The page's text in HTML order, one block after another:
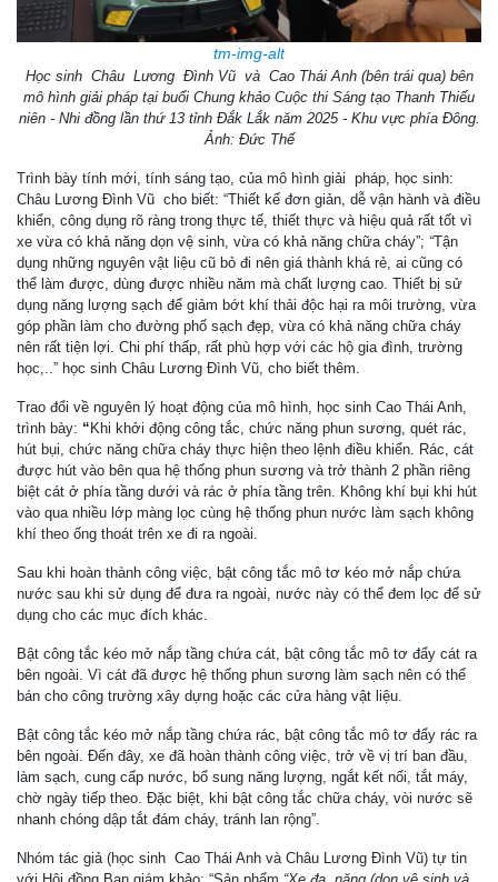
tm-img-alt
Học sinh Châu Lương Đình Vũ và Cao Thái Anh (bên trái qua) bên
mô hình giải pháp tại buổi Chung khảo Cuộc thi Sáng tạo Thanh Thiếu
niên - Nhi đồng lần thứ 13 tỉnh Đắk Lắk năm 2025 - Khu vực phía Đông.
Ảnh: Đức Thế
Trình bày tính mới, tính sáng tạo, của mô hình giải pháp, học sinh:
Châu Lương Đình Vũ cho biết: “Thiết kế đơn giản, dễ vận hành và điều
khiển, công dụng rõ ràng trong thực tế, thiết thực và hiệu quả rất tốt vì
xe vừa có khả năng dọn vệ sinh, vừa có khả năng chữa cháy”; “Tận
dụng những nguyên vật liệu cũ bỏ đi nên giá thành khá rẻ, ai cũng có
thể làm được, dùng được nhiều năm mà chất lượng cao. Thiết bị sử
dụng năng lượng sạch để giảm bớt khí thải độc hại ra môi trường, vừa
góp phần làm cho đường phố sạch đẹp, vừa có khả năng chữa cháy
nên rất tiện lợi. Chi phí thấp, rất phù hợp với các hộ gia đình, trường
học,..” học sinh Châu Lương Đình Vũ, cho biết thêm.
Trao đổi về nguyên lý hoạt động của mô hình, học sinh Cao Thái Anh,
trình bày: “ Khi khởi động công tắc, chức năng phun sương, quét rác,
hút bụi, chức năng chữa cháy thực hiện theo lệnh điều khiển. Rác, cát
được hút vào bên qua hệ thống phun sương và trở thành 2 phần riêng
biệt cát ở phía tầng dưới và rác ở phía tầng trên. Không khí bụi khi hút
vào qua nhiều lớp màng lọc cùng hệ thống phun nước làm sạch không
khí theo ống thoát trên xe đi ra ngoài.
Sau khi hoàn thành công việc, bật công tắc mô tơ kéo mở nắp chứa
nước sau khi sử dụng để đưa ra ngoài, nước này có thể đem lọc để sử
dụng cho các mục đích khác.
Bật công tắc kéo mở nắp tầng chứa cát, bật công tắc mô tơ đẩy cát ra
bên ngoài. Vì cát đã được hệ thống phun sương làm sạch nên có thể
bán cho công trường xây dựng hoặc các cửa hàng vật liệu.
Bật công tắc kéo mở nắp tầng chứa rác, bật công tắc mô tơ đẩy rác ra
bên ngoài. Đến đây, xe đã hoàn thành công việc, trở về vị trí ban đầu,
làm sạch, cung cấp nước, bổ sung năng lượng, ngắt kết nối, tắt máy,
chờ ngày tiếp theo. Đặc biệt, khi bật công tắc chữa cháy, vòi nước sẽ
nhanh chóng dập tắt đám cháy, tránh lan rộng”.
Nhóm tác giả (học sinh Cao Thái Anh và Châu Lương Đình Vũ) tự tin